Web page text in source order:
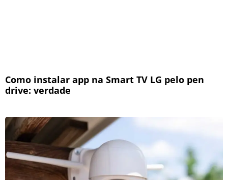
Como instalar app na Smart TV LG pelo pen
drive: verdade